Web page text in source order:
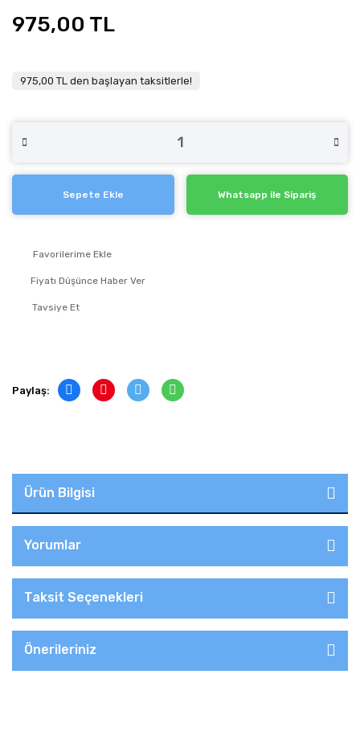
975,00 TL
975,00 TL den başlayan taksitlerle!
Sepete Ekle Whatsapp ile Sipariş
Fiyatı Düşünce Haber Ver
Tavsiye Et
Paylaş:
Ürün Bilgisi
Yorumlar
Taksit Seçenekleri
Önerileriniz